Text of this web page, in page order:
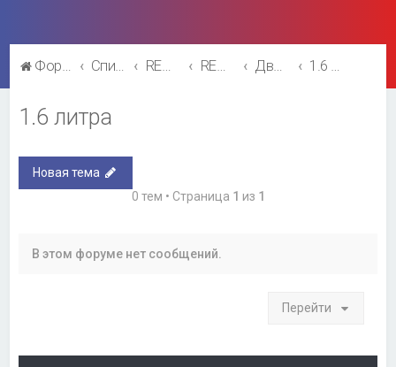
Форум Рено Список форумов RENAULT SYMBOL RENAULT SYMBOL Двигатель и трансмиссия 1.6 литра
1.6 литра
Новая тема
0 тем • Страница 1 из 1
В этом форуме нет сообщений.
Перейти